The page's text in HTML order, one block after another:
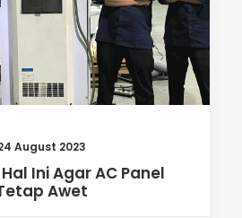
August 2023
Ini Agar AC Panel
Awet